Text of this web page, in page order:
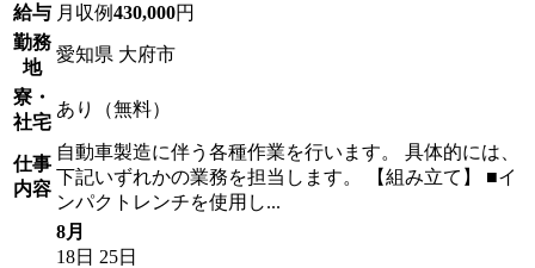
給与 月収例430,000円
勤務
地
愛知県 大府市
寮・
社宅
あり（無料）
仕事
内容
自動車製造に伴う各種作業を行います。 具体的には、
下記いずれかの業務を担当します。 【組み立て】 ■イ
ンパクトレンチを使用し...
8月
18日 25日